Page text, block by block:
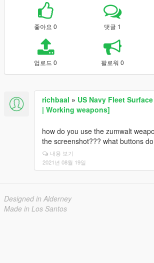
좋아요 0 댓글 1
업로드 0 팔로워 0
richbaal » US Navy Fleet
| Working weapons]
how do you use the zumwalt
the screenshot??? what buttons
내용 보기
2021년 08월 19일
Designed in Alderney
Made in Los Santos